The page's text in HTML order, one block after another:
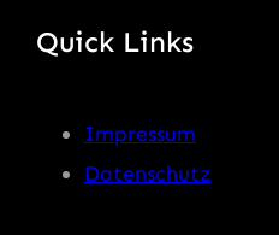
Quick Links
Impressum
Datenschutz